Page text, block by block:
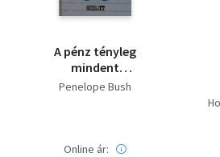
A pénz tényleg
mindent
megváltoztat?
Penelope Bush
Online ár: